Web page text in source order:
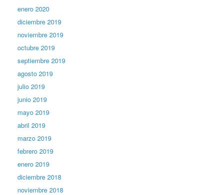
enero 2020
diciembre 2019
noviembre 2019
octubre 2019
septiembre 2019
agosto 2019
julio 2019
junio 2019
mayo 2019
abril 2019
marzo 2019
febrero 2019
enero 2019
diciembre 2018
noviembre 2018